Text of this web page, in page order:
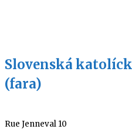
Slovenská
(fara)
Rue Jenneval 10